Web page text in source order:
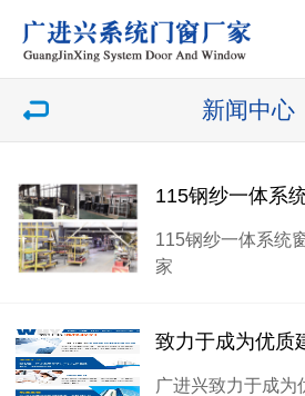
新闻中心
115钢纱一体系统
家
广进兴致力于成为